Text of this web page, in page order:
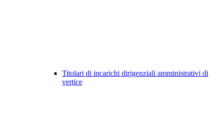
Titolari di incarichi dirigenziali amministrativi di
vertice